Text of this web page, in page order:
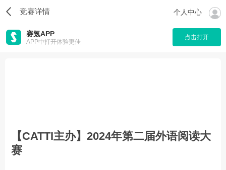
竞赛详情 个人中心
赛氪APP
APP中打开体验更佳
点击打开
【CATTI主办】2024年第二届外语阅读大
赛